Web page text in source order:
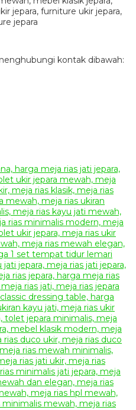
kontak dibawah: